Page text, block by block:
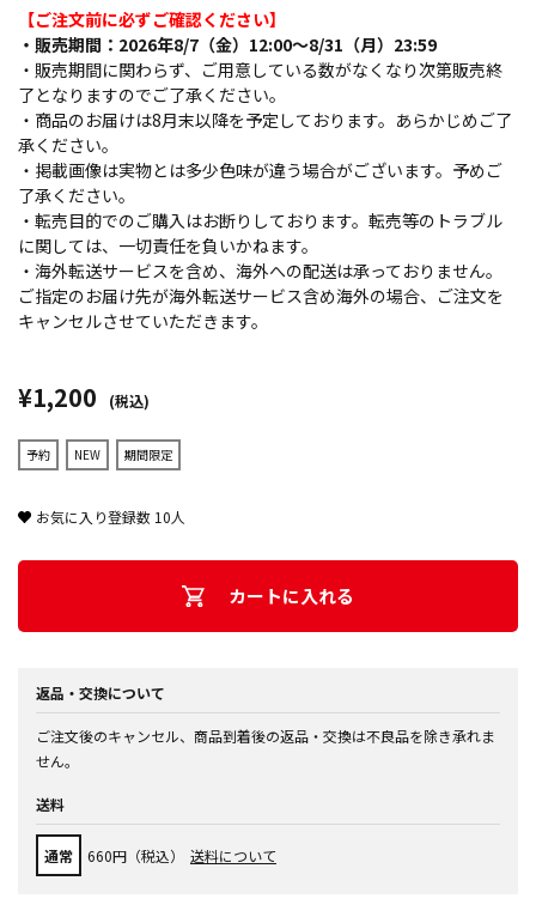
【ご注文前に必ずご確認ください】
・販売期間：2026年8/7（金）12:00～8/31（月）23:59
・販売期間に関わらず、ご用意している数がなくなり次第販売終
了となりますのでご了承ください。
・商品のお届けは8月末以降を予定しております。あらかじめご了
承ください。
・掲載画像は実物とは多少色味が違う場合がございます。予めご
了承ください。
・転売目的でのご購入はお断りしております。転売等のトラブル
に関しては、一切責任を負いかねます。
・海外転送サービスを含め、海外への配送は承っておりません。
ご指定のお届け先が海外転送サービス含め海外の場合、ご注文を
キャンセルさせていただきます。
¥1,200 (税込)
予約 NEW 期間限定
お気に入り登録数 10人
カートに入れる
返品・交換について
ご注文後のキャンセル、商品到着後の返品・交換は不良品を除き承れま
せん。
送料
通常 660円（税込） 送料について